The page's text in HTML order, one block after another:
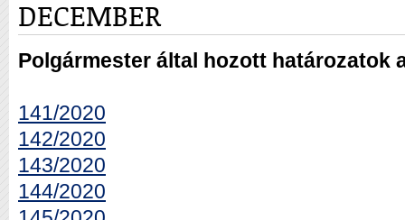
DECEMBER
Polgármester által hozott határozatok
141/2020
142/2020
143/2020
144/2020